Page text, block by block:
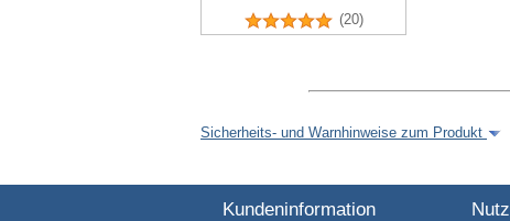
(20)
Sicherheits- und Warnhinweise zum Produkt
Kundeninformation